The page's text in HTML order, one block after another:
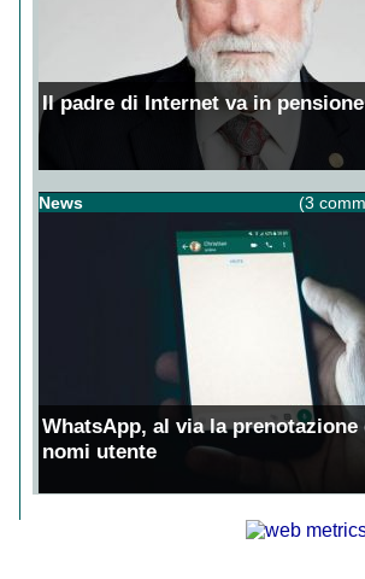
Il padre di Internet va in pensione
News (3
WhatsApp, al via la prenotazione
nomi utente